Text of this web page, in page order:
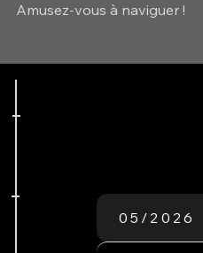
Amusez-vous à naviguer !
05/2026